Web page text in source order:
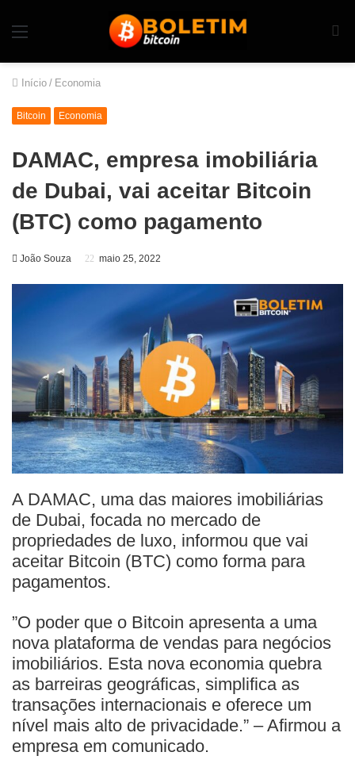
Início / Economia
Bitcoin Economia
DAMAC, empresa imobiliária
de Dubai, vai aceitar Bitcoin
(BTC) como pagamento
João Souza maio 25, 2022
A DAMAC, uma das maiores imobiliárias
de Dubai, focada no mercado de
propriedades de luxo, informou que vai
aceitar Bitcoin (BTC) como forma para
pagamentos.
”O poder que o Bitcoin apresenta a uma
nova plataforma de vendas para negócios
imobiliários. Esta nova economia quebra
as barreiras geográficas, simplifica as
transações internacionais e oferece um
nível mais alto de privacidade.” – Afirmou a
empresa em comunicado.